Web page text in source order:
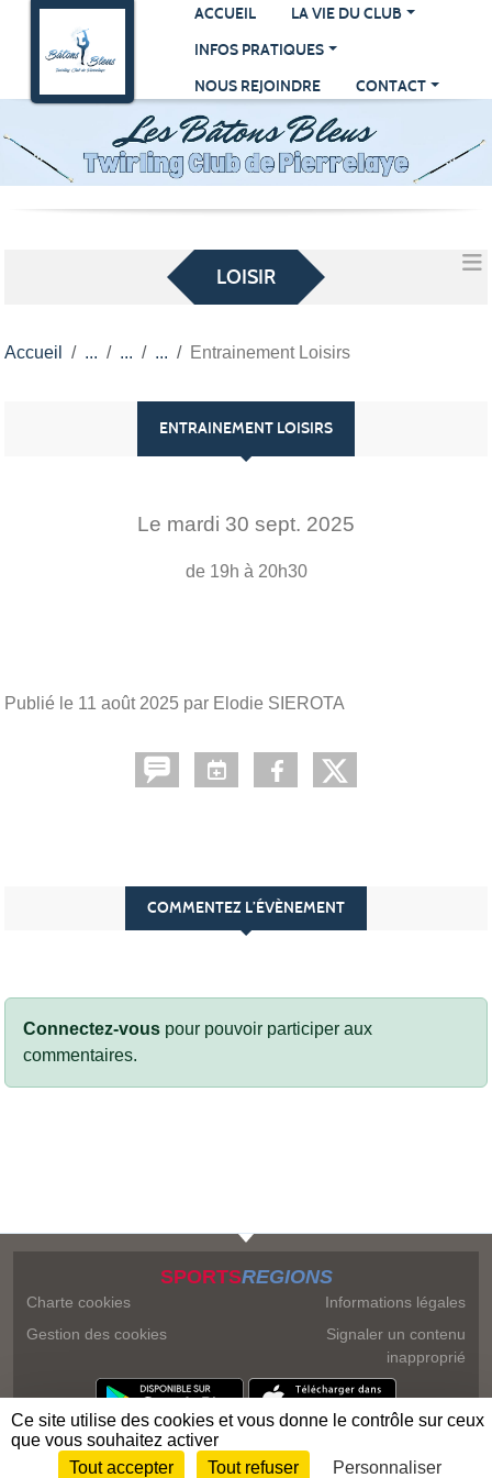
ACCUEIL
LA VIE DU CLUB
INFOS PRATIQUES
NOUS REJOINDRE
CONTACT
LOISIR
Accueil Entrainement Loisirs
ENTRAINEMENT LOISIRS
Le mardi 30 sept. 2025
de 19h à 20h30
Publié le 11 août 2025 par Elodie SIEROTA
COMMENTEZ L’ÉVÈNEMENT
Connectez-vous pour pouvoir participer aux
commentaires.
SPORTSREGIONS
Charte cookies
Gestion des cookies
Informations légales
Signaler un contenu
inapproprié
Envie de participer ? Connexion
Panneau de gestion des cookies
Ce site utilise des cookies et vous donne le contrôle sur ceux
que vous souhaitez activer
Tout accepter
Tout refuser Personnaliser